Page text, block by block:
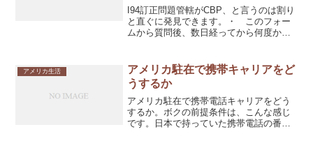
事務所へ電話すると速攻対応して
くれる（カリフォルニア州限定）
I94訂正問題管轄がCBP、と言うのは割り
と直ぐに発見できます。・ このフォー
ムから質問後、数日経ってから何度か電
Deferred Inspection Sitesの電...
アメリカ生活
アメリカ駐在で携帯キャリアをど
うするか
アメリカ駐在で携帯電話キャリアをどう
するか。ボクの前提条件は、こんな感じ
です。日本で持っていた携帯電話の番号